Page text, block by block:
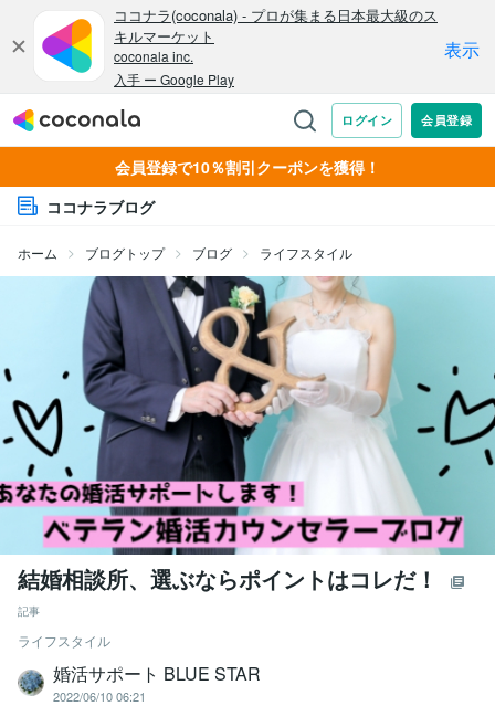
会員登録で10％割引クーポンを獲得！
ココナラブログ
ホーム ブログトップ ブログ ライフスタイル
結婚相談所、選ぶならポイントはコレだ！
記事
ライフスタイル
婚活サポート BLUE STAR
2022/06/10 06:21